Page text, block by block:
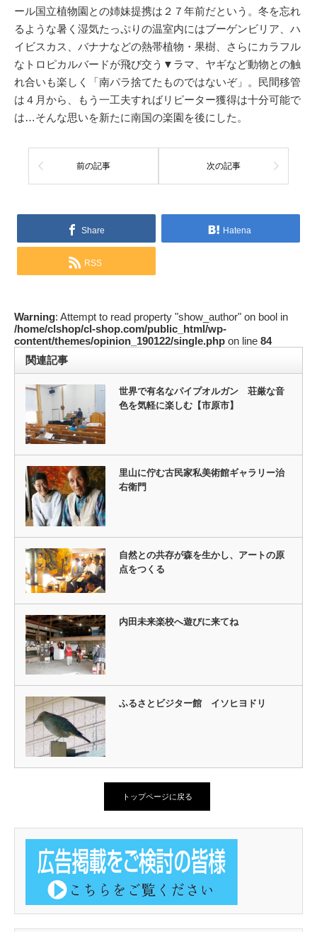
ール国立植物園との姉妹提携は２７年前だという。冬を忘れ
るような暑く湿気たっぷりの温室内にはブーゲンビリア、ハ
イビスカス、バナナなどの熱帯植物・果樹、さらにカラフル
なトロピカルバードが飛び交う▼ラマ、ヤギなど動物との触
れ合いも楽しく「南パラ捨てたものではないぞ」。民間移管
は４月から、もう一工夫すればリピーター獲得は十分可能で
は…そんな思いを新たに南国の楽園を後にした。
前の記事 次の記事
Share Hatena
RSS
Warning: Attempt to read property "show_author" on bool in
/home/clshop/cl-shop.com/public_html/wp-
content/themes/opinion_190122/single.php on line 84
関連記事
世界で有名なパイプオルガン 荘厳な音
色を気軽に楽しむ【市原市】
里山に佇む古民家私美術館ギャラリー治
右衛門
自然との共存が森を生かし、アートの原
点をつくる
内田未来楽校へ遊びに来てね
ふるさとビジター館 イソヒヨドリ
トップページに戻る